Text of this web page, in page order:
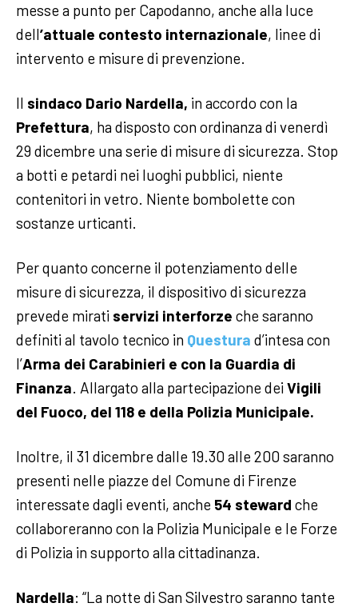
messe a punto per Capodanno, anche alla luce
dell’attuale contesto internazionale, linee di
intervento e misure di prevenzione.
Il sindaco Dario Nardella, in accordo con la
Prefettura, ha disposto con ordinanza di venerdì
29 dicembre una serie di misure di sicurezza. Stop
a botti e petardi nei luoghi pubblici, niente
contenitori in vetro. Niente bombolette con
sostanze urticanti.
Per quanto concerne il potenziamento delle
misure di sicurezza, il dispositivo di sicurezza
prevede mirati servizi interforze che saranno
definiti al tavolo tecnico in Questura d’intesa con
l’Arma dei Carabinieri e con la Guardia di
Finanza. Allargato alla partecipazione dei Vigili
del Fuoco, del 118 e della Polizia Municipale.
Inoltre, il 31 dicembre dalle 19.30 alle 200 saranno
presenti nelle piazze del Comune di Firenze
interessate dagli eventi, anche 54 steward che
collaboreranno con la Polizia Municipale e le Forze
di Polizia in supporto alla cittadinanza.
Nardella: “La notte di San Silvestro saranno tante